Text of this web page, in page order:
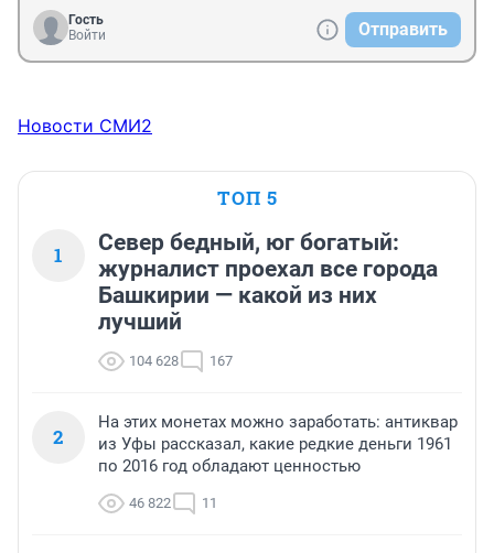
Гость
Войти
Отправить
Новости СМИ2
ТОП 5
1
Север бедный, юг богатый:
журналист проехал все города
Башкирии — какой из них
лучший
104 628 167
2
На этих монетах можно заработать: антиквар
из Уфы рассказал, какие редкие деньги 1961
по 2016 год обладают ценностью
46 822 11